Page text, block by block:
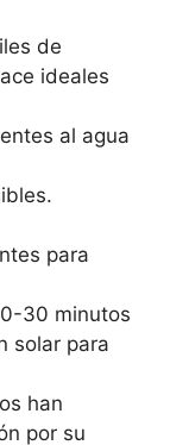
de
ideales
al agua
para
30 minutos
solar para
han
por su